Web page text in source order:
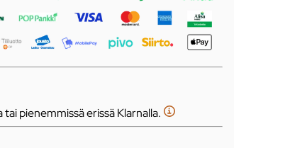
pienemmissä erissä Klarnalla.